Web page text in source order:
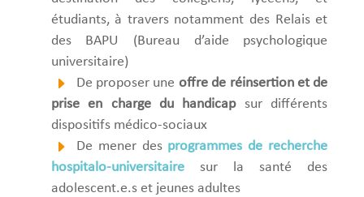
étudiants, à travers notamment des Relais et
des BAPU (Bureau d’aide psychologique
universitaire)
De proposer une offre de réinsertion et de
prise en charge du handicapsur différents
dispositifs médico-sociaux
De mener des programmes de recherche
hospitalo-universitaire
sur la santé des
adolescent.e.s et jeunes adultes